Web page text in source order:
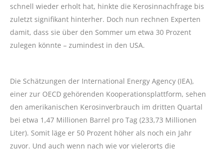
schnell wieder erholt hat, hinkte die Kerosinnachfrage bis
zuletzt signifikant hinterher. Doch nun rechnen Experten
damit, dass sie über den Sommer um etwa 30 Prozent
zulegen könnte – zumindest in den USA.
Die Schätzungen der International Energy Agency (IEA),
einer zur OECD gehörenden Kooperationsplattform, sehen
den amerikanischen Kerosinverbrauch im dritten Quartal
bei etwa 1,47 Millionen Barrel pro Tag (233,73 Millionen
Liter). Somit läge er 50 Prozent höher als noch ein Jahr
zuvor. Und auch wenn nach wie vor vielerorts die